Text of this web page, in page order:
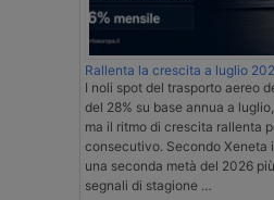
Rallenta la crescita a luglio
I noli spot del trasporto aereo
del 28% su base annua a
ma il ritmo di crescita rallenta
consecutivo. Secondo Xeneta
una seconda metà del 2026
segnali di stagione …